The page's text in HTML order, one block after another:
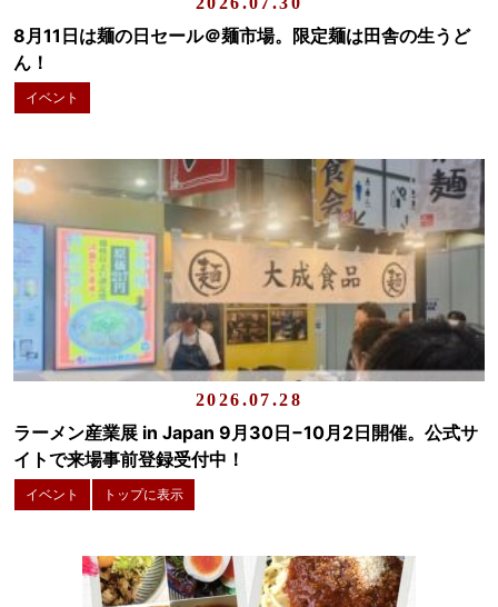
8月11日は麺の日セール＠麺市場。限定麺は田舎の生うど
ん！
イベント
2026.07.28
ラーメン産業展 in Japan 9月30日−10月2日開催。公式サ
イトで来場事前登録受付中！
イベント トップに表示